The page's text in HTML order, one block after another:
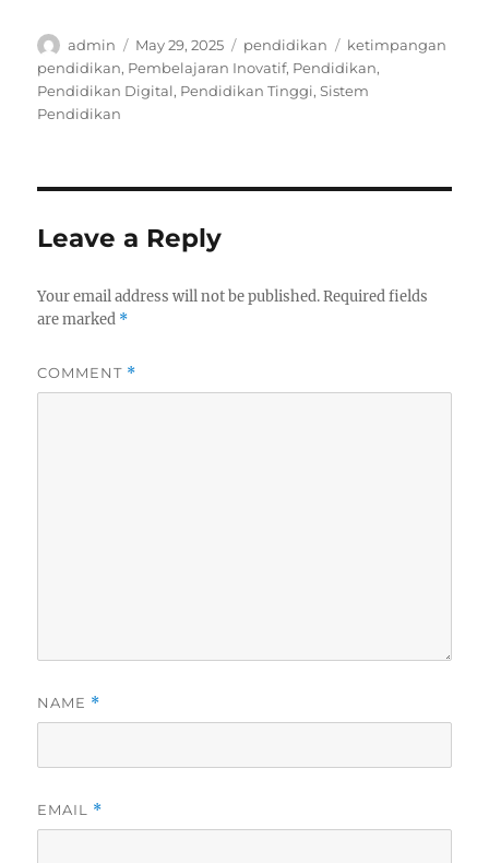
Author
admin
Posted
on
May 29, 2025 Categories
pendidikan Tags
ketimpangan
pendidikan, Pembelajaran Inovatif, Pendidikan,
Pendidikan Digital, Pendidikan Tinggi,Sistem
Pendidikan
Leave a Reply
Your email address will not be published. Required fields
are marked *
COMMENT *
NAME *
EMAIL *